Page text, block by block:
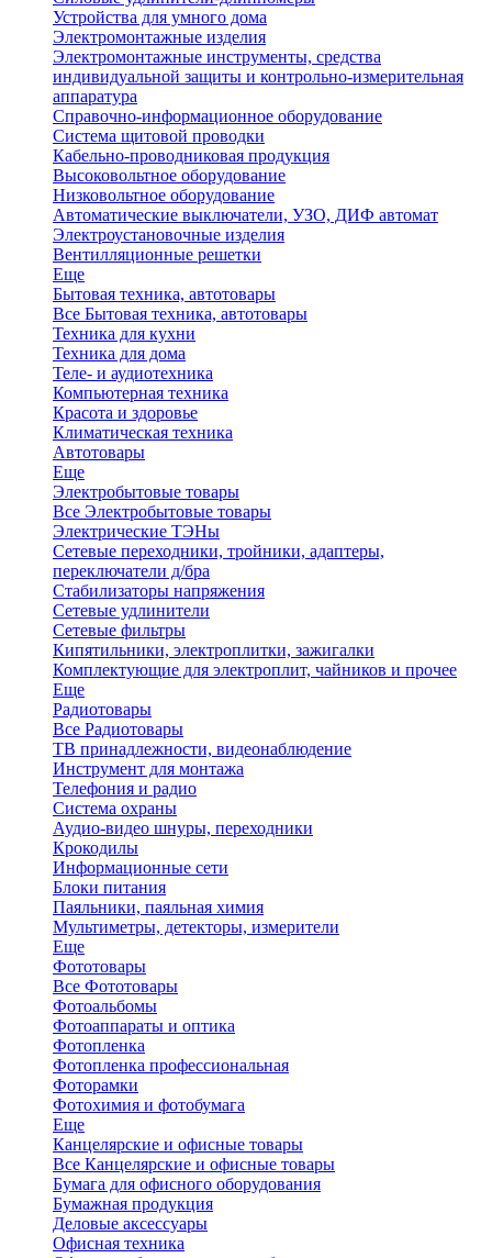
Устройства для умного дома
Электромонтажные изделия
Электромонтажные инструменты, средства
индивидуальной защиты и контрольно-измерительная
аппаратура
Справочно-информационное оборудование
Система щитовой проводки
Кабельно-проводниковая продукция
Высоковольтное оборудование
Низковольтное оборудование
Автоматические выключатели, УЗО, ДИФ автомат
Электроустановочные изделия
Вентилляционные решетки
Еще
Бытовая техника, автотовары
Все Бытовая техника, автотовары
Техника для кухни
Техника для дома
Теле- и аудиотехника
Компьютерная техника
Красота и здоровье
Климатическая техника
Автотовары
Еще
Электробытовые товары
Все Электробытовые товары
Электрические ТЭНы
Сетевые переходники, тройники, адаптеры,
переключатели д/бра
Стабилизаторы напряжения
Сетевые удлинители
Сетевые фильтры
Кипятильники, электроплитки, зажигалки
Комплектующие для электроплит, чайников и прочее
Еще
Радиотовары
Все Радиотовары
ТВ принадлежности, видеонаблюдение
Инструмент для монтажа
Телефония и радио
Система охраны
Аудио-видео шнуры, переходники
Крокодилы
Информационные сети
Блоки питания
Паяльники, паяльная химия
Мультиметры, детекторы, измерители
Еще
Фототовары
Все Фототовары
Фотоальбомы
Фотоаппараты и оптика
Фотопленка
Фотопленка профессиональная
Фоторамки
Фотохимия и фотобумага
Еще
Канцелярские и офисные товары
Все Канцелярские и офисные товары
Бумага для офисного оборудования
Бумажная продукция
Деловые аксессуары
Офисная техника